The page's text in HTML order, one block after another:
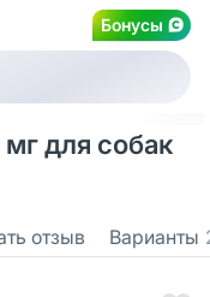
Бонусы
для собак
отзыв Варианты